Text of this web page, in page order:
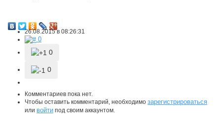
26.08.2015 в 08:26:31
0
0
0
Комментариев пока нет.
Чтобы оставить комментарий, необходимо зарегистрироваться
или войти под своим аккаунтом.